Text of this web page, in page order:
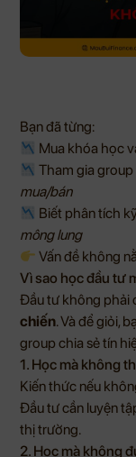
Bạn đã từng:
Mua khóa học
Tham gia
mua/bán
Biết phân tích
mông lung
Vấn đề không
Vì sao học đầu tư
Đầu tư không phải
chiến. Và để giỏi,
group chia sẻ tín
1. Học mà không
Kiến thức nếu
Đầu tư cần luyện
thị trường.
2. Học mà không